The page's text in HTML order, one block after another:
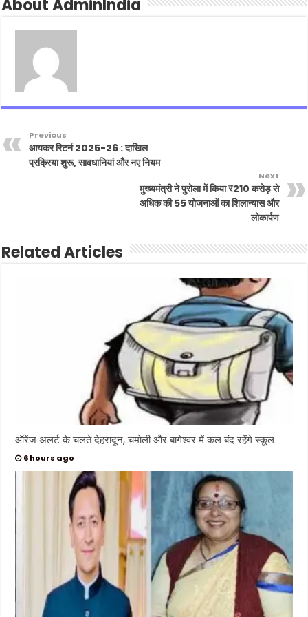
About AdminIndia
Previous
आयकर रिटर्न 2025-26 : दाखिल
प्रक्रिया शुरू, सावधानियां और नए नियम
Next
मुख्यमंत्री ने पुरोला में किया ₹210 करोड़ से
अधिक की 55 योजनाओं का शिलान्यास और
लोकार्पण
Related Articles
ऑरेंज अलर्ट के चलते देहरादून, चमोली और बागेश्वर में कल बंद रहेंगे स्कूल
6 hours ago